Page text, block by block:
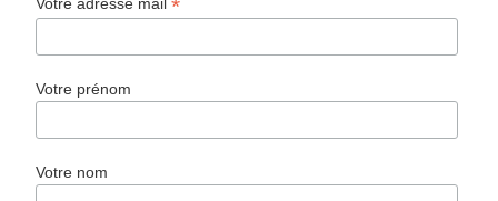
*
Votre prénom
Votre nom